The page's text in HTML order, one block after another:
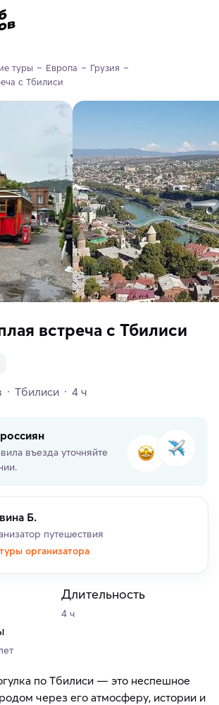
туры Европа
Грузия
с Тбилиси
встреча с Тбилиси
Тбилиси 4 ч
въезда уточняйте
Б.
путешествия
организатора
Длительность
4 ч
по Тбилиси — это неспешное
через его атмосферу, истории и